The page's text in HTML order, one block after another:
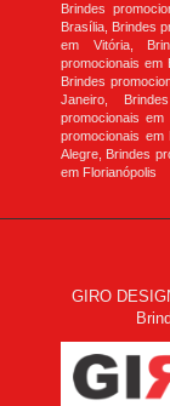
Brindes
Brasília, Brindes
em Vitória,
promocionais em
Brindes
Janeiro,
promocionais em
promocionais
Alegre, Brindes
em Florianópolis
GIRO